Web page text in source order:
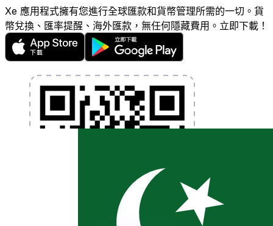
Xe 應用程式擁有您進行全球匯款和貨幣管理所需的一切。貨
幣兌換、匯率提醒、海外匯款，無任何隱藏費用。立即下載！